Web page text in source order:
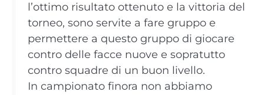
l’ottimo risultato ottenuto e la vittoria del
torneo, sono servite a fare gruppo e
permettere a questo gruppo di giocare
contro delle facce nuove e sopratutto
contro squadre di un buon livello.
In campionato finora non abbiamo